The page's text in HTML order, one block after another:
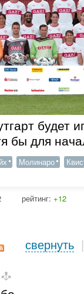
будет
бы для
Молинаро
рейтинг: +12
свернуть